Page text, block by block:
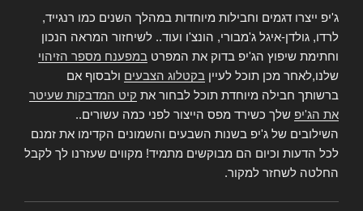
ג'יפ ייצרו דגמים וחבילות מיוחדות במהלך השנים כמו רנגייד,
לרדו, גולדן-איגל ג'מבורי, הונצ'ו ועוד.. לשיחזור המראה הנכון
וחתימת שיפוץ הג'יפ בדוק את המפרט במפענח מספר הזיהוי
שלנו,לאחר מכן תוכל לעיין בקטלוג הצבעים ולבסוף אם
ברשותך חבילה מיוחדת תוכל לבחור את קיט המדבקות שעיטר
את הג'יפ שלך כשירד מפס הייצור לפני כמה עשורים..
השילובים של ג'יפ בשנות השבעים והשמונים הקדימו את זמנם
לכל הדעות וכיום הם מבוקשים מתמיד! מקווים שעזרנו לך לקבל
החלטה לשחזר למקור.